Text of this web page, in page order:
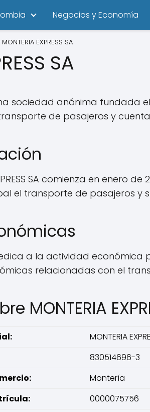
Negocios y Economía
MONTERIA EXPRESS SA
SA
una sociedad anónima
de pasajeros y
SA comienza en
el transporte de pasajeros y
dedica a la actividad
relacionadas con el
MONTERIA
MONTERIA
830514696-3
Montería
0000075756